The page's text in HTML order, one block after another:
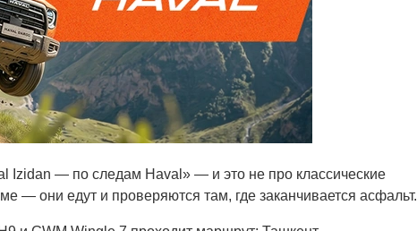
Izidan — по следам Haval» — и это не про классические
— они едут и проверяются там, где заканчивается асфальт.